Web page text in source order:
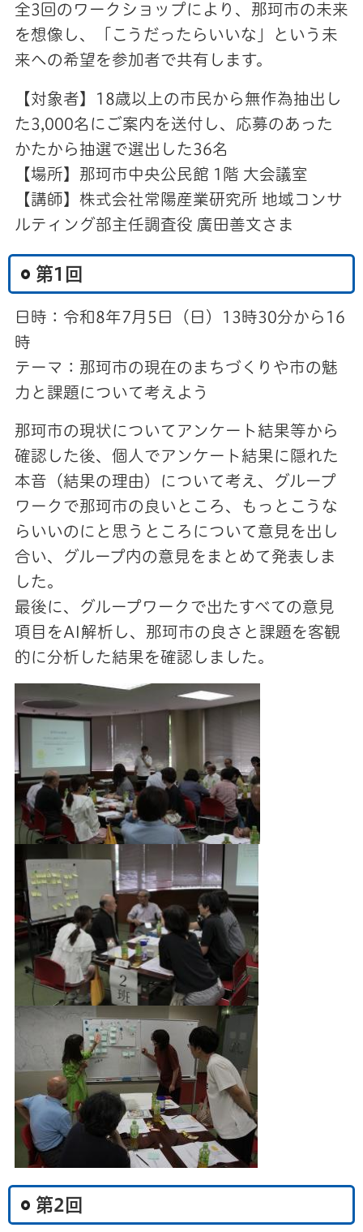
全3回のワークショップにより、那珂市の未来
を想像し、「こうだったらいいな」という未
来への希望を参加者で共有します。
【対象者】18歳以上の市民から無作為抽出し
た3,000名にご案内を送付し、応募のあった
かたから抽選で選出した36名
【場所】那珂市中央公民館 1階 大会議室
【講師】株式会社常陽産業研究所 地域コンサ
ルティング部主任調査役 廣田善文さま
第1回
日時：令和8年7月5日（日）13時30分から16
時
テーマ：那珂市の現在のまちづくりや市の魅
力と課題について考えよう
那珂市の現状についてアンケート結果等から
確認した後、個人でアンケート結果に隠れた
本音（結果の理由）について考え、グループ
ワークで那珂市の良いところ、もっとこうな
らいいのにと思うところについて意見を出し
合い、グループ内の意見をまとめて発表しま
した。
最後に、グループワークで出たすべての意見
項目をAI解析し、那珂市の良さと課題を客観
的に分析した結果を確認しました。
第2回